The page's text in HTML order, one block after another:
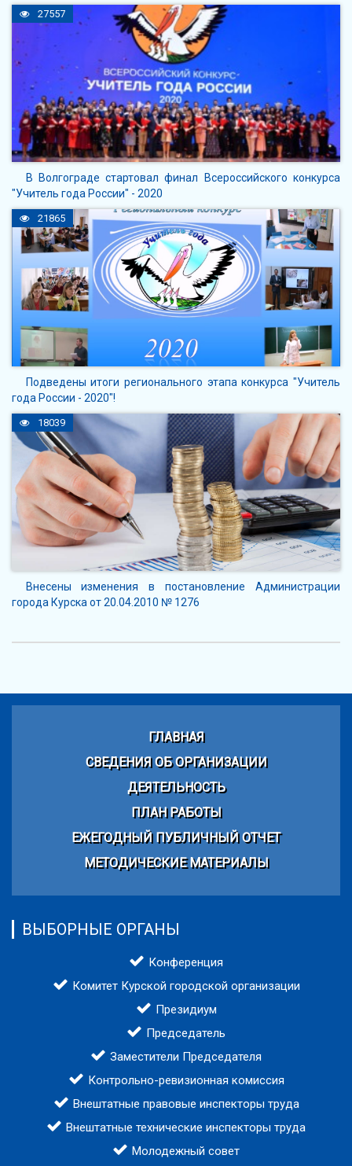
27557
В Волгограде стартовал финал Всероссийского конкурса
"Учитель года России" - 2020
21865
Подведены итоги регионального этапа конкурса "Учитель
года России - 2020"!
18039
Внесены изменения в постановление Администрации
города Курска от 20.04.2010 № 1276
ГЛАВНАЯ
СВЕДЕНИЯ ОБ ОРГАНИЗАЦИИ
ДЕЯТЕЛЬНОСТЬ
ПЛАН РАБОТЫ
ЕЖЕГОДНЫЙ ПУБЛИЧНЫЙ ОТЧЕТ
МЕТОДИЧЕСКИЕ МАТЕРИАЛЫ
ВЫБОРНЫЕ ОРГАНЫ
Конференция
Комитет Курской городской организации
Президиум
Председатель
Заместители Председателя
Контрольно-ревизионная комиссия
Внештатные правовые инспекторы труда
Внештатные технические инспекторы труда
Молодежный совет